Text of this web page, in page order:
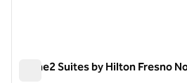
Home2 Suites by Hilton Fresno